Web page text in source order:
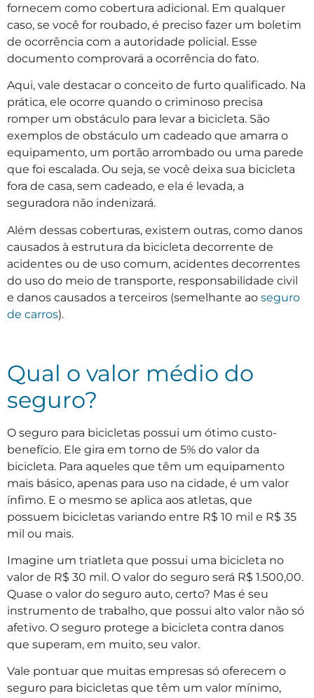
fornecem como cobertura adicional. Em qualquer
caso, se você for roubado, é preciso fazer um boletim
de ocorrência com a autoridade policial. Esse
documento comprovará a ocorrência do fato.
Aqui, vale destacar o conceito de furto qualificado. Na
prática, ele ocorre quando o criminoso precisa
romper um obstáculo para levar a bicicleta. São
exemplos de obstáculo um cadeado que amarra o
equipamento, um portão arrombado ou uma parede
que foi escalada. Ou seja, se você deixa sua bicicleta
fora de casa, sem cadeado, e ela é levada, a
seguradora não indenizará.
Além dessas coberturas, existem outras, como danos
causados à estrutura da bicicleta decorrente de
acidentes ou de uso comum, acidentes decorrentes
do uso do meio de transporte, responsabilidade civil
e danos causados a terceiros (semelhante ao seguro
de carros).
Qual o valor médio do
seguro?
O seguro para bicicletas possui um ótimo custo-
benefício. Ele gira em torno de 5% do valor da
bicicleta. Para aqueles que têm um equipamento
mais básico, apenas para uso na cidade, é um valor
ínfimo. E o mesmo se aplica aos atletas, que
possuem bicicletas variando entre R$ 10 mil e R$ 35
mil ou mais.
Imagine um triatleta que possui uma bicicleta no
valor de R$ 30 mil. O valor do seguro será R$ 1.500,00.
Quase o valor do seguro auto, certo? Mas é seu
instrumento de trabalho, que possui alto valor não só
afetivo. O seguro protege a bicicleta contra danos
que superam, em muito, seu valor.
Vale pontuar que muitas empresas só oferecem o
seguro para bicicletas que têm um valor mínimo,